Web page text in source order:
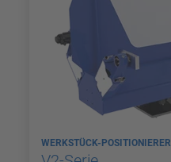
WERKSTÜCK-POSITIONIERER